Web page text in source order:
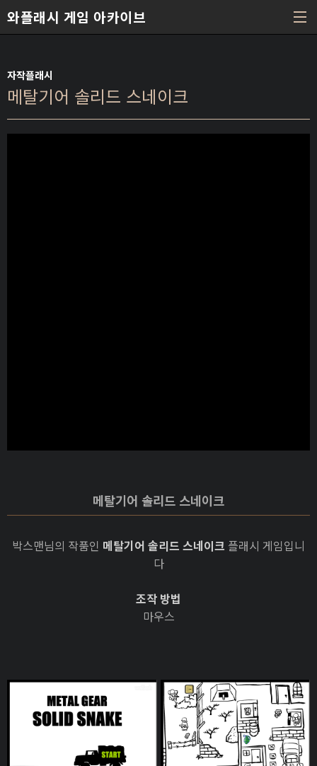
와플래시 게임 아카이브
자작플래시
메탈기어 솔리드 스네이크
메탈기어 솔리드 스네이크
박스맨님의 작품인 메탈기어 솔리드 스네이크 플래시 게임입니
다
조작 방법
마우스